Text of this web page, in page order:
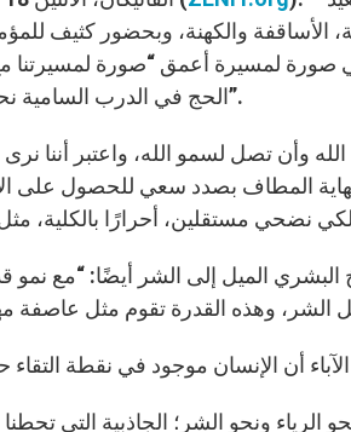
والكهنة، وبحضور كثيف
صورة لمسيرة أعمق “صورة
الحج في الدرب السامية نحو الله الحي”.
وأن تصل لسمو الله، واعتبر أننا
المطاف بصدد سعي للحصول على
الميل إلى الشر أيضًا: “مع نمو